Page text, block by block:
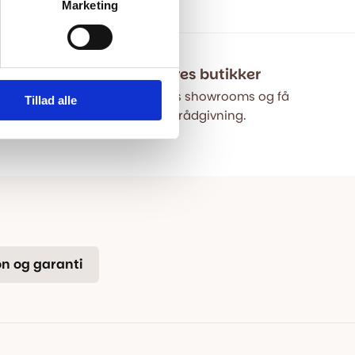
Marketing
Tillad alle
– lokal
Besøg vores butikker
Besøg vores showrooms og få
kompetent rådgivning.
og garanti